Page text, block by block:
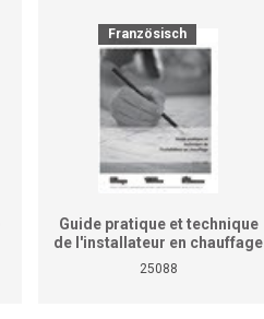
Französisch
Guide pratique et technique
de l'installateur en chauffage
(Ne remplace pas le manuel
25088